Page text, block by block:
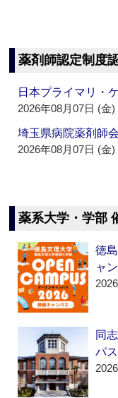
薬剤師認定制度
日本プライマリ
2026年08月07日 (金)
埼玉県病院薬剤
2026年08月07日 (金)
薬系大学・学部
徳
ャ
同
パ